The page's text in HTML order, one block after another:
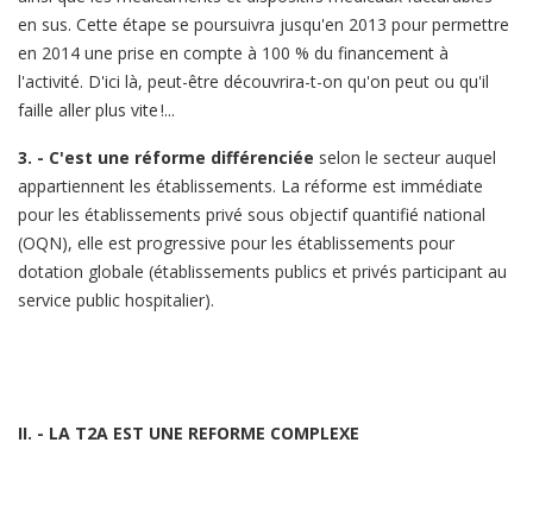
en sus. Cette étape se poursuivra jusqu'en 2013 pour permettre
en 2014 une prise en compte à 100 % du financement à
l'activité. D'ici là, peut-être découvrira-t-on qu'on peut ou qu'il
faille aller plus vite !...
3. - C'est une réforme différenciée selon le secteur auquel
appartiennent les établissements. La réforme est immédiate
pour les établissements privé sous objectif quantifié national
(OQN), elle est progressive pour les établissements pour
dotation globale (établissements publics et privés participant au
service public hospitalier).
II. - LA T2A EST UNE REFORME COMPLEXE